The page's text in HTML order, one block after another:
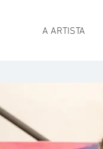
A ARTISTA